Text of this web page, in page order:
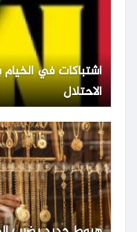
اشتباكات في
الاحتلال